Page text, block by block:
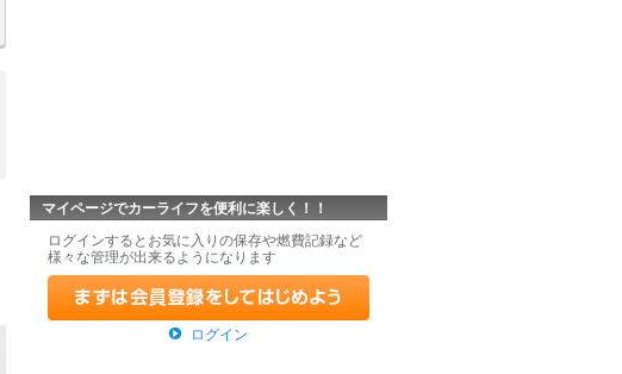
マイページでカーライフを便利に楽しく！！
ログインするとお気に入りの保存や燃費記録など
様々な管理が出来るようになります
ログイン